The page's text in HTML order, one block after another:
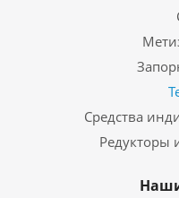
Средства
Редукторы